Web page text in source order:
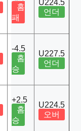
홈
패
U224.5
언더
-4.5
홈
승
U227.5
언더
+2.5
홈
승
U224.5
오버